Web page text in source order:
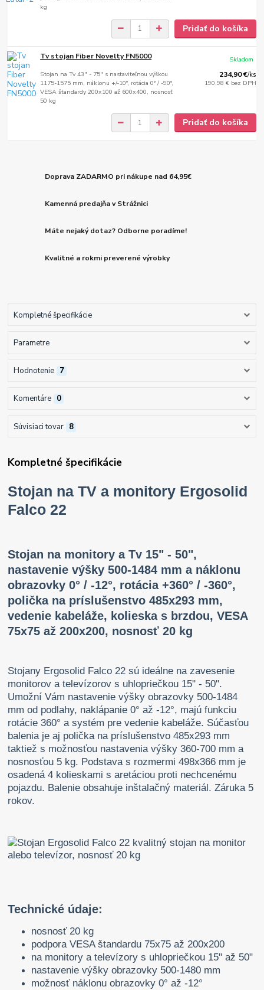
kg
Pridať do košíka
Tv stojan Fiber Novelty FN5000
Stojan na Tv 43" - 75" s nastaviteľnou výškou
1175-1575 mm, náklonu +/-10°, rotácia 0° / -90°,
VESA štandardy 200x100 až 600x400, nosnosť
50 kg
234,90 €/ks
190,98 € bez DPH
Skladom
Pridať do košíka
Doprava ZADARMO pri nákupe nad 64,95€
Kamenná predajňa v Strážnici
Máte nejaký dotaz? Odborne poradíme!
Kvalitné a rokmi preverené výrobky
Kompletné špecifikácie
Parametre
Hodnotenie 7
Komentáre 0
Súvisiaci tovar 8
Kompletné špecifikácie
Stojan na TV a monitory Ergosolid
Falco 22
Stojan na monitory a Tv 15" - 50",
nastavenie výšky 500-1484 mm a náklonu
obrazovky 0° / -12°, rotácia +360° / -360°,
polička na príslušenstvo 485x293 mm,
vedenie kabeláže, kolieska s brzdou, VESA
75x75 až 200x200, nosnosť 20 kg
Stojany Ergosolid Falco 22 sú ideálne na zavesenie
monitorov a televízorov s uhlopriečkou 15" - 50".
Umožní Vám nastavenie výšky obrazovky 500-1484
mm od podlahy, naklápanie 0° až -12°, majú funkciu
rotácie 360° a systém pre vedenie kabeláže. Súčasťou
balenia je aj polička na príslušenstvo 485x293 mm
taktiež s možnosťou nastavenia výšky 360-700 mm a
nosnosťou 5 kg. Podstava s rozmermi 498x366 mm je
osadená 4 kolieskami s aretáciou proti nechcenému
pojazdu. Balenie obsahuje inštalačný materiál. Záruka 5
rokov.
Technické údaje:
nosnosť 20 kg
podpora VESA štandardu 75x75 až 200x200
na monitory a televízory s uhlopriečkou 15" až 50"
nastavenie výšky obrazovky 500-1480 mm
možnosť náklonu obrazovky 0° až -12°